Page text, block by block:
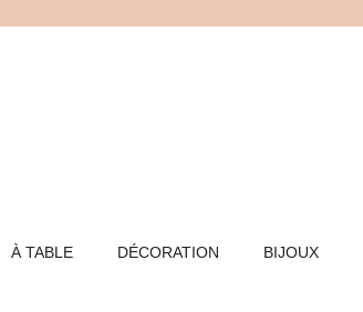
À TABLE DÉCORATION BIJOUX